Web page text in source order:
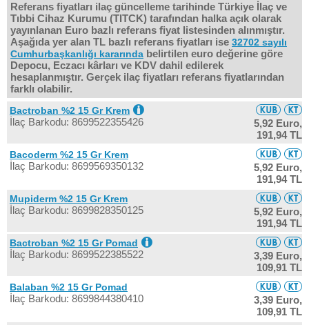
Referans fiyatları ilaç güncelleme tarihinde Türkiye İlaç ve
Tıbbi Cihaz Kurumu (TITCK) tarafından halka açık olarak
yayınlanan Euro bazlı referans fiyat listesinden alınmıştır.
Aşağıda yer alan TL bazlı referans fiyatları ise 32702 sayılı
Cumhurbaşkanlığı kararında belirtilen euro değerine göre
Depocu, Eczacı kârları ve KDV dahil edilerek
hesaplanmıştır. Gerçek ilaç fiyatları referans fiyatlarından
farklı olabilir.
Bactroban %2 15 Gr Krem
İlaç Barkodu: 8699522355426
5,92 Euro,
191,94 TL
Bacoderm %2 15 Gr Krem
İlaç Barkodu: 8699569350132
5,92 Euro,
191,94 TL
Mupiderm %2 15 Gr Krem
İlaç Barkodu: 8699828350125
5,92 Euro,
191,94 TL
Bactroban %2 15 Gr Pomad
İlaç Barkodu: 8699522385522
3,39 Euro,
109,91 TL
Balaban %2 15 Gr Pomad
İlaç Barkodu: 8699844380410
3,39 Euro,
109,91 TL